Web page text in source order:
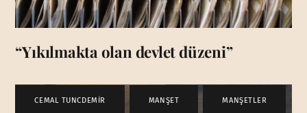
“Yıkılmakta olan devlet düzeni”
CEMAL TUNCDEMİR MANŞET MANŞETLER